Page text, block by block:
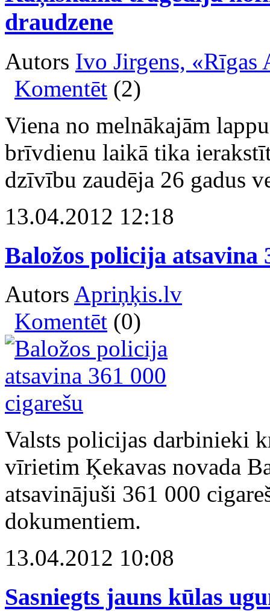
draudzene
Autors Ivo Jirgens, «Rīgas
Komentēt (2)
Viena no melnākajām
brīvdienu laikā tika
dzīvību zaudēja 26 gadus
13.04.2012 12:18
Baložos policija atsavina
Autors Apriņķis.lv
Komentēt (0)
Valsts policijas darbinieki
vīrietim Ķekavas novada
atsavinājuši 361 000
dokumentiem.
13.04.2012 10:08
Sasniegts jauns kūlas